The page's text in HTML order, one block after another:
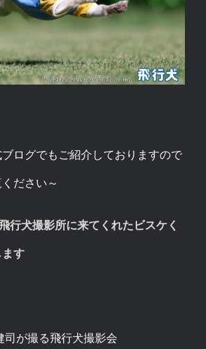
ログでもご紹介しておりますので
ださい～
行犬撮影所に来てくれたビスケく
ます
司が撮る飛行犬撮影会